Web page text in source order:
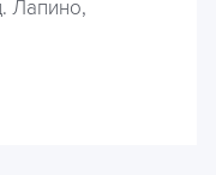
Лапино,